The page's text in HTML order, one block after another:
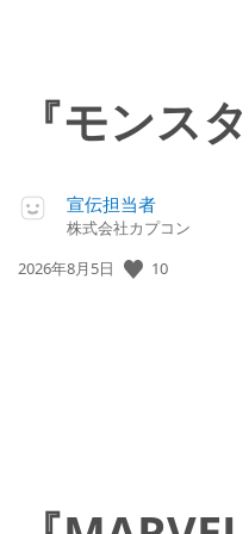
『モンス
宣伝担当者
株式会社カプコン
公
2026年8月5日 10